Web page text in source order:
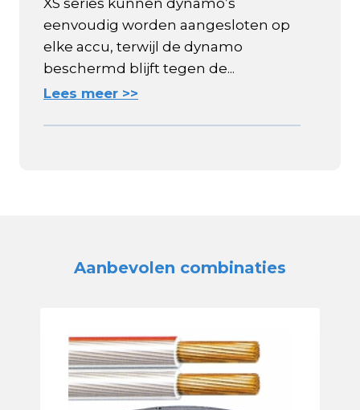
XS series kunnen dynamo’s
eenvoudig worden aangesloten op
elke accu, terwijl de dynamo
beschermd blijft tegen de...
Lees meer >>
Aanbevolen combinaties